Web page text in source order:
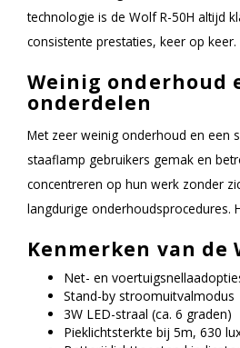
technologie is de Wolf R-50H altijd
consistente prestaties, keer op keer.
Weinig onderhoud
onderdelen
Met zeer weinig onderhoud en een
staaflamp gebruikers gemak en
concentreren op hun werk zonder
langdurige onderhoudsprocedures.
Kenmerken van de
Net- en
Stand-by stroomuitvalmodus
3W LED-straal (ca. 6 graden)
Pieklichtsterkte bij 5m, 630